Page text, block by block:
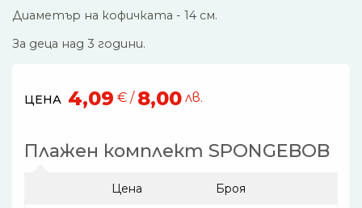
Диаметър на кофичката - 14 см.
За деца над 3 години.
ЦЕНА 4,09 € / 8,00 лв.
Плажен комплект SPONGEBOB
Цена Броя